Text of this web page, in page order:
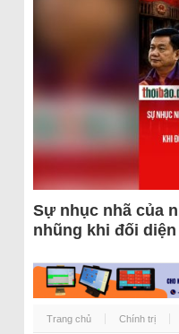
Sự nhục nhã của
nhũng khi đối
Trang chủ Chính trị